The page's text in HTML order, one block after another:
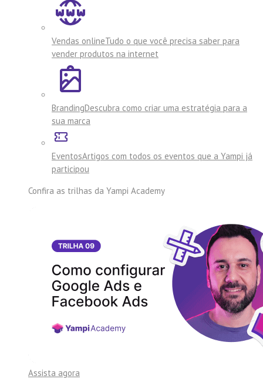
Vendas onlineTudo o que você precisa saber para
vender produtos na internet
BrandingDescubra como criar uma estratégia para a
sua marca
EventosArtigos com todos os eventos que a Yampi já
participou
Confira as trilhas da Yampi Academy
Assista agora